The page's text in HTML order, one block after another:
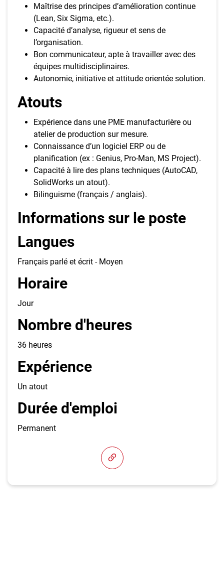
Maîtrise des principes d’amélioration continue
(Lean, Six Sigma, etc.).
Capacité d’analyse, rigueur et sens de
l’organisation.
Bon communicateur, apte à travailler avec des
équipes multidisciplinaires.
Autonomie, initiative et attitude orientée solution.
Atouts
Expérience dans une PME manufacturière ou
atelier de production sur mesure.
Connaissance d’un logiciel ERP ou de
planification (ex : Genius, Pro-Man, MS Project).
Capacité à lire des plans techniques (AutoCAD,
SolidWorks un atout).
Bilinguisme (français / anglais).
Informations sur le poste
Langues
Français parlé et écrit - Moyen
Horaire
Jour
Nombre d'heures
36 heures
Expérience
Un atout
Durée d'emploi
Permanent